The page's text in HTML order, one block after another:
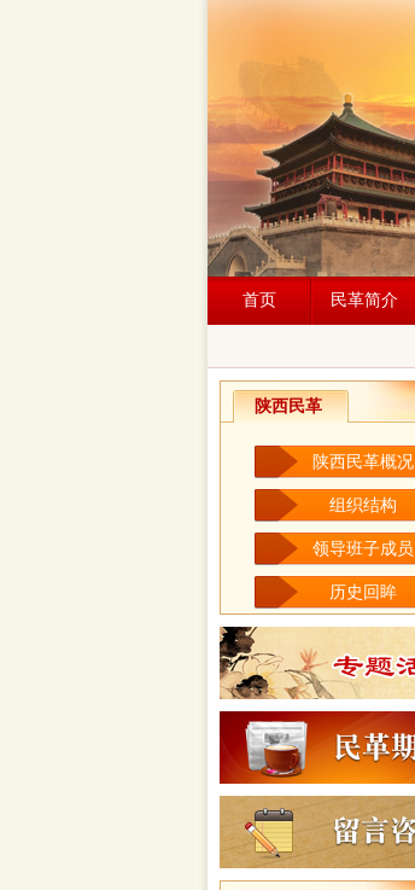
首页 民革简介
陕西民革
陕西民革概况
组织结构
领导班子成员
历史回眸